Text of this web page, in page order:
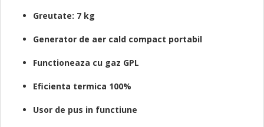
Greutate: 7 kg
Generator de aer cald compact portabil
Functioneaza cu gaz GPL
Eficienta termica 100%
Usor de pus in functiune